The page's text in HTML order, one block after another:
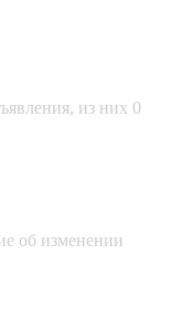
из них 0
об изменении